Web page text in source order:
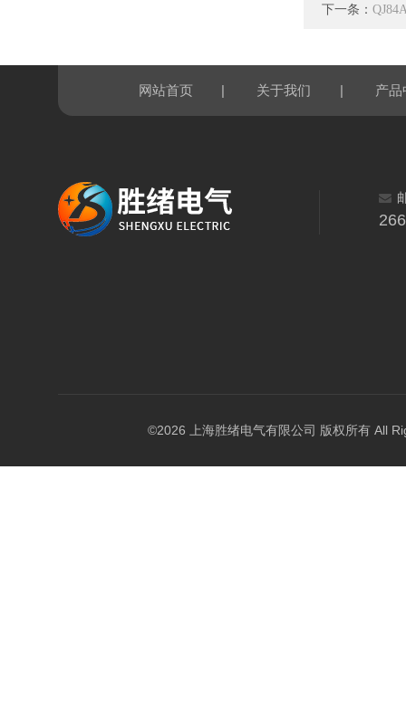
下一条：
网站首页 | 关于我们 | 产品
©2026 上海胜绪电气有限公司 版权所有 All